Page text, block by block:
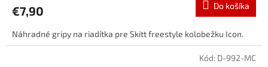
€7,90 Do košíka
Náhradné gripy na riadítka pre Skitt freestyle kolobežku Icon.
Kód: D-992-MC